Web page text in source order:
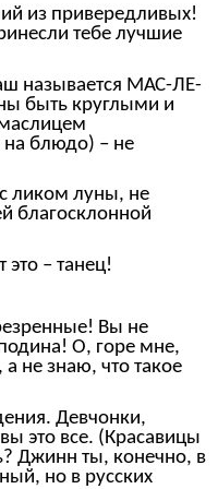
из привередливых!
тебе лучшие
называется МАС-ЛЕ-
быть круглыми и
на блюдо) – не
ликом луны, не
благосклонной
это – танец!
Вы не
О, горе мне,
не знаю, что такое
Девчонки,
это все. (Красавицы
Джинн ты, конечно, в
но в русских